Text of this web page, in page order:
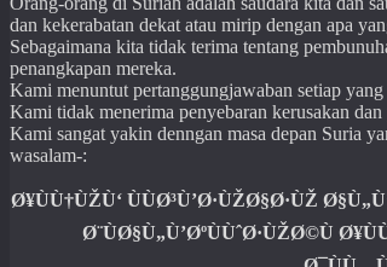
dan kekerabatan dekat atau mirip dengan apa
Sebagaimana kita tidak terima tentang
penangkapan mereka.
Kami menuntut pertanggungjawaban setiap
Kami tidak menerima penyebaran kerusakan
Kami sangat yakin denngan masa depan Suria
wasalam-:
Ø¥ÙÙ†ÙŽÙ‘ ÙÙØ³Ù’Ø·ÙŽØ§Ø·ÙŽ
Ø¨ÙØ§Ù„Ù’ØºÙÙˆØ·ÙŽØ©Ù